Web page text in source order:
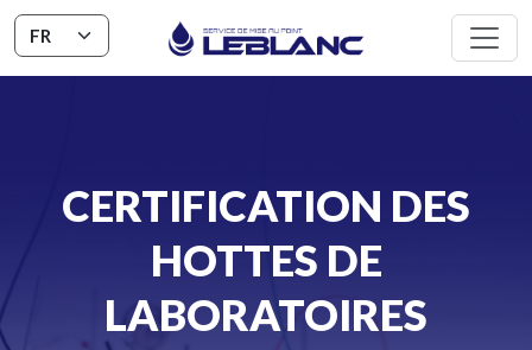
CERTIFICATION DES
HOTTES DE
LABORATOIRES